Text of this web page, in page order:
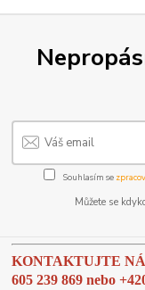
Souhlasím se
Můžete se
KONTAKTUJTE
605 239 869 nebo